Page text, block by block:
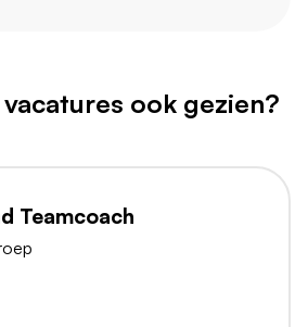
ook gezien?
Teamcoach